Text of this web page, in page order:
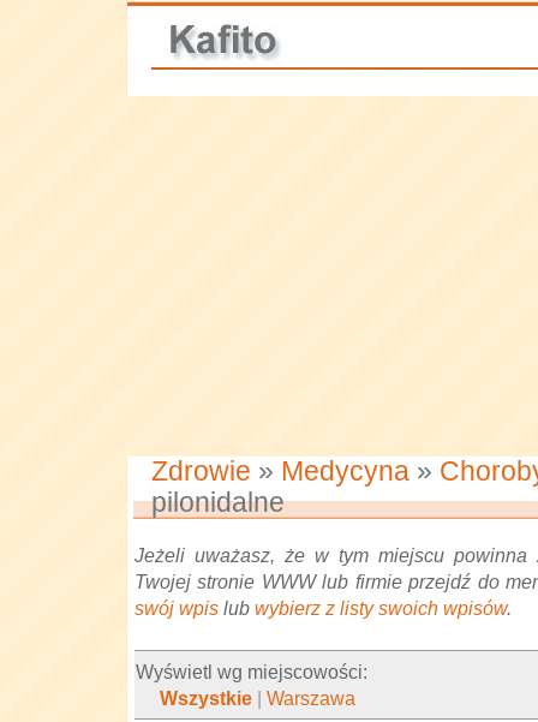
Zdrowie » Medycyna »
pilonidalne
Jeżeli uważasz, że w tym miejscu powinna
Twojej stronie WWW lub firmie przejdź do
swój wpis lub wybierz z listy swoich wpisów.
Wyświetl wg miejscowości:
Wszystkie |Warszawa